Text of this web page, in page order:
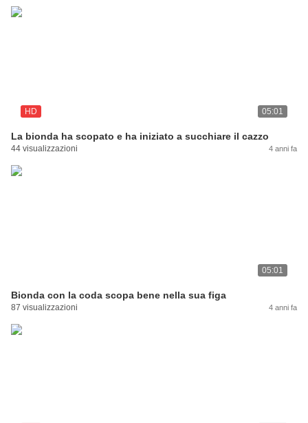
HD 05:01
La bionda ha scopato e ha iniziato a succhiare il cazzo
44 visualizzazioni 4 anni fa
05:01
Bionda con la coda scopa bene nella sua figa
87 visualizzazioni 4 anni fa